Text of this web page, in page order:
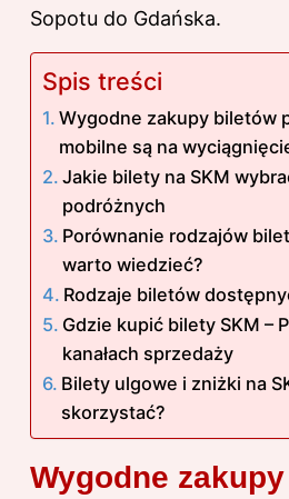
Sopotu do Gdańska.
Spis treści
Wygodne zakupy biletów
mobilne są na
Jakie bilety na SKM
podróżnych
Porównanie rodzajów
warto wiedzieć?
Rodzaje biletów
Gdzie kupić bilety SKM –
kanałach sprzedaży
Bilety ulgowe i zniżki na
skorzystać?
Wygodne